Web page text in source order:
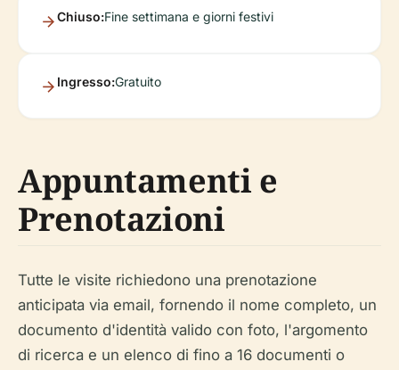
Chiuso:Fine settimana e giorni festivi
Ingresso:Gratuito
Appuntamenti e
Prenotazioni
Tutte le visite richiedono una prenotazione
anticipata via email, fornendo il nome completo, un
documento d'identità valido con foto, l'argomento
di ricerca e un elenco di fino a 16 documenti o